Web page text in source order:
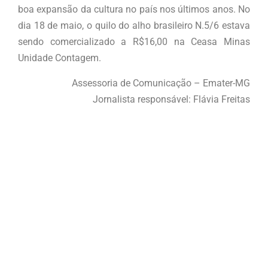
boa expansão da cultura no país nos últimos anos. No
dia 18 de maio, o quilo do alho brasileiro N.5/6 estava
sendo comercializado a R$16,00 na Ceasa Minas
Unidade Contagem.
Assessoria de Comunicação – Emater-MG
Jornalista responsável: Flávia Freitas